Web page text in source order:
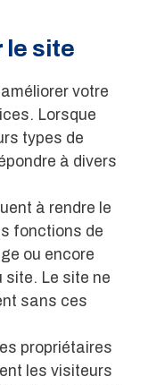
le site
votre
Lorsque
types de
à divers
à rendre le
fonctions de
ou encore
site. Le site ne
sans ces
propriétaires
les visiteurs